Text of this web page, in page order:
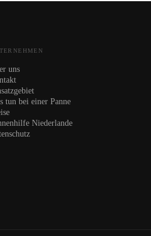
uns
tun bei einer Panne
Niederlande